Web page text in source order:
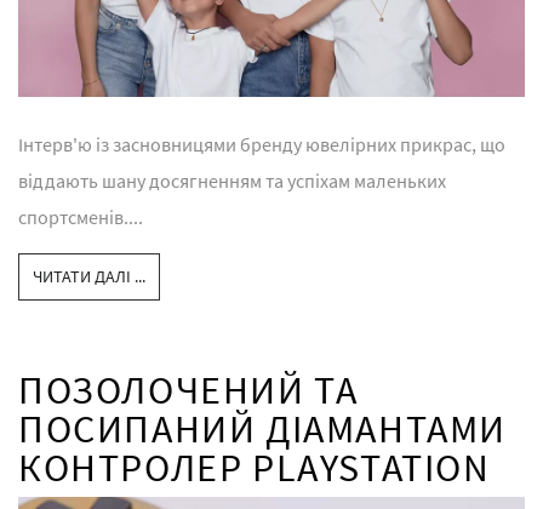
Інтерв'ю із засновницями бренду ювелірних прикрас, що
віддають шану досягненням та успіхам маленьких
спортсменів....
ЧИТАТИ ДАЛІ ...
ПОЗОЛОЧЕНИЙ ТА
ПОСИПАНИЙ ДІАМАНТАМИ
КОНТРОЛЕР PLAYSTATION